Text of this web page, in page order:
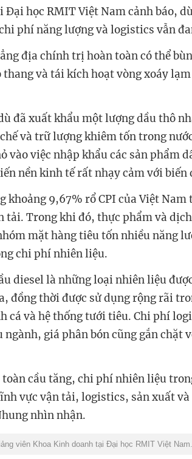
Đại học RMIT Việt Nam cảnh báo,
phí năng lượng và logistics vẫn
địa chính trị hoàn toàn có thể
thang và tái kích hoạt vòng xoáy
đã xuất khẩu một lượng dầu thô
và trữ lượng khiêm tốn trong
vào việc nhập khẩu các sản phẩm
nền kinh tế rất nhạy cảm với biến
khoảng 9,67% rổ CPI của Việt
tải. Trong khi đó, thực phẩm và
mặt hàng tiêu tốn nhiều năng
chi phí nhiên liệu.
diesel là những loại nhiên liệu
đồng thời được sử dụng rộng rãi
cá và hệ thống tưới tiêu. Chi phí
ngành, giá phân bón cũng gắn chặt
cầu tăng, chi phí nhiên liệu
vực vận tải, logistics, sản xuất
nhìn nhận.
viên Khoa Kinh doanh tại Đại học RMIT Việt